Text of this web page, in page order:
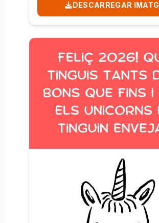
DESCARREGAR